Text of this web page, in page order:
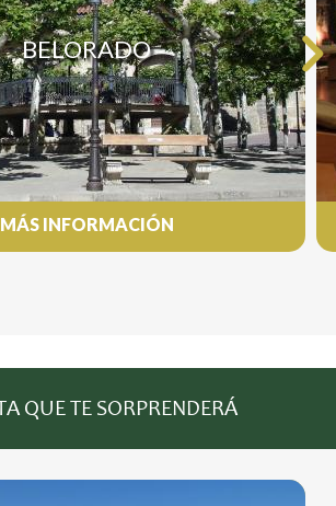
BELORADO
MÁS INFORMACIÓN
QUE TE SORPRENDERÁ